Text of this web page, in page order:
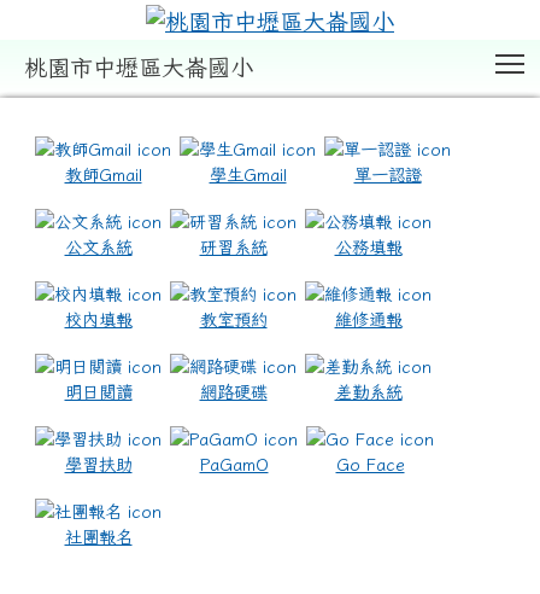
桃園市中壢區大崙國小
教師Gmail 學生Gmail 單一認證
公文系統 研習系統 公務填報
校內填報 教室預約 維修通報
明日閱讀 網路硬碟 差勤系統
學習扶助 PaGamO Go Face
社團報名